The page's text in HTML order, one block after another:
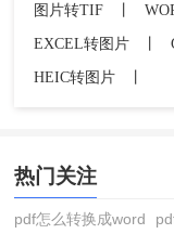
图片转TIF
EXCEL转图片
HEIC转图片
热门关注
pdf怎么转换成word